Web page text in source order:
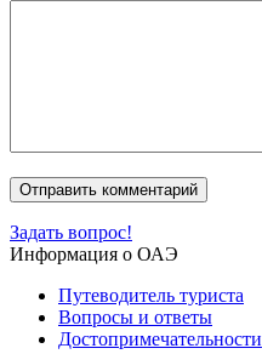
Задать вопрос!
Информация о ОАЭ
Путеводитель туриста
Вопросы и ответы
Достопримечательности